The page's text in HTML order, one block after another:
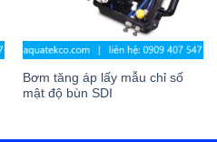
Bơm tăng áp lấy mẫu chỉ số
mật độ bùn SDI